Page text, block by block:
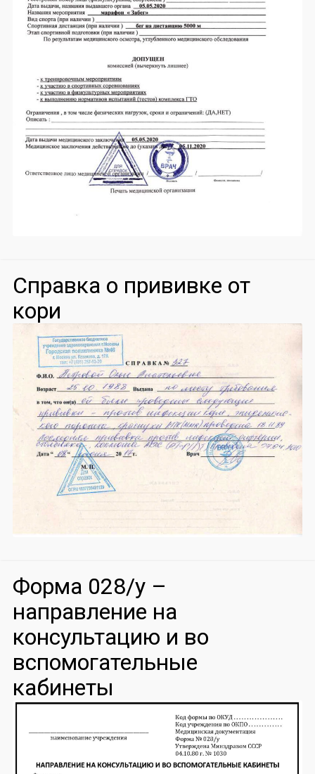
Справка о прививке от
кори
Форма 028/у –
направление на
консультацию и во
вспомогательные
кабинеты